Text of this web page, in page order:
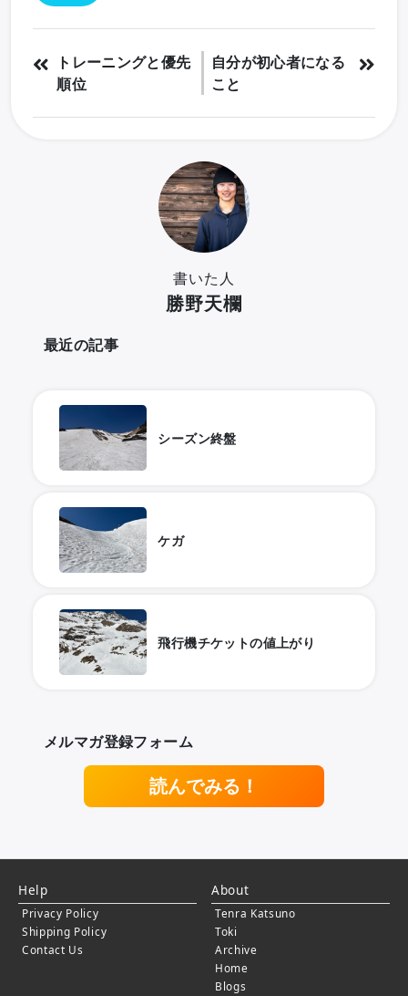
トレーニングと優先
順位
自分が初心者になる
こと
書いた人
勝野天欄
最近の記事
シーズン終盤
ケガ
飛行機チケットの値上がり
メルマガ登録フォーム
読んでみる！
Help
Privacy Policy
Shipping Policy
Contact Us
About
Tenra Katsuno
Toki
Archive
Home
Blogs